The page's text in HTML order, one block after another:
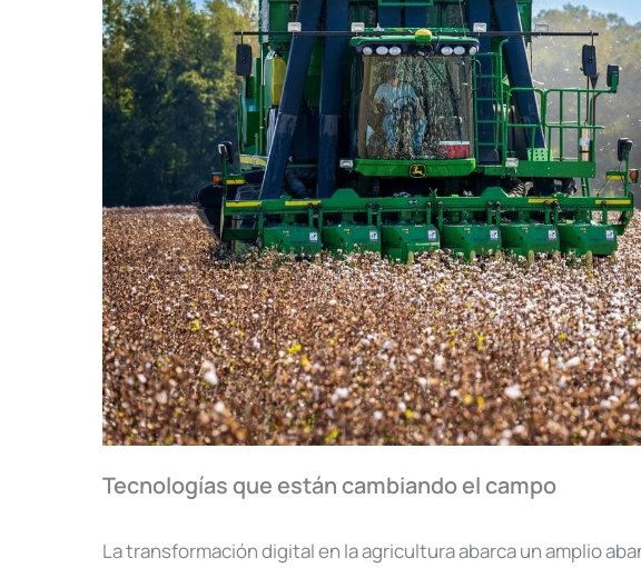
Tecnologías que están cambiando el campo
La transformación digital en la agricultura abarca un amplio